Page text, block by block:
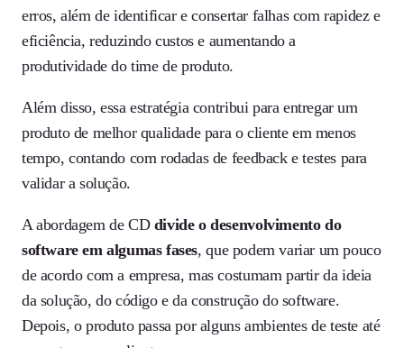
erros, além de identificar e consertar falhas com rapidez e
eficiência, reduzindo custos e aumentando a
produtividade do time de produto.
Além disso, essa estratégia contribui para entregar um
produto de melhor qualidade para o cliente em menos
tempo, contando com rodadas de feedback e testes para
validar a solução.
A abordagem de CD divide o desenvolvimento do
software em algumas fases, que podem variar um pouco
de acordo com a empresa, mas costumam partir da ideia
da solução, do código e da construção do software.
Depois, o produto passa por alguns ambientes de teste até